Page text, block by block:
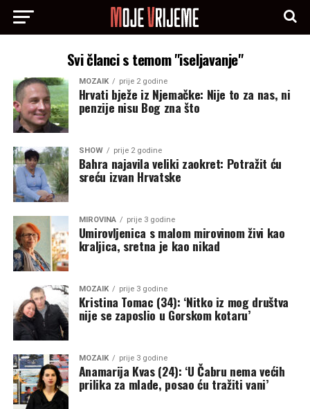
Svi članci s temom "iseljavanje"
MOZAIK prije 2 godine
Hrvati bježe iz Njemačke: Nije to za nas, ni
penzije nisu Bog zna što
SHOW prije 2 godine
Bahra najavila veliki zaokret: Potražit ću
sreću izvan Hrvatske
MIROVINA prije 3 godine
Umirovljenica s malom mirovinom živi kao
kraljica, sretna je kao nikad
MOZAIK prije 3 godine
Kristina Tomac (34): ‘Nitko iz mog društva
nije se zaposlio u Gorskom kotaru’
MOZAIK prije 3 godine
Anamarija Kvas (24): ‘U Čabru nema većih
prilika za mlade, posao ću tražiti vani’